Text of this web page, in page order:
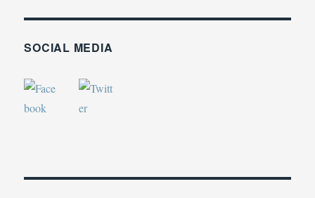
SOCIAL MEDIA